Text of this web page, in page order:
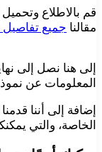
قم بالاطلاع
مقالنا جميع تفاصيل
إلى هنا نصل إلى
المعلومات عن
إضافة إلى أننا
الخاصة، والتي